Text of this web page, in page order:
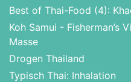
Best of Thai-Food (4):
Koh Samui - Fisherman’s
Masse
Drogen Thailand
Typisch Thai: Inhalation